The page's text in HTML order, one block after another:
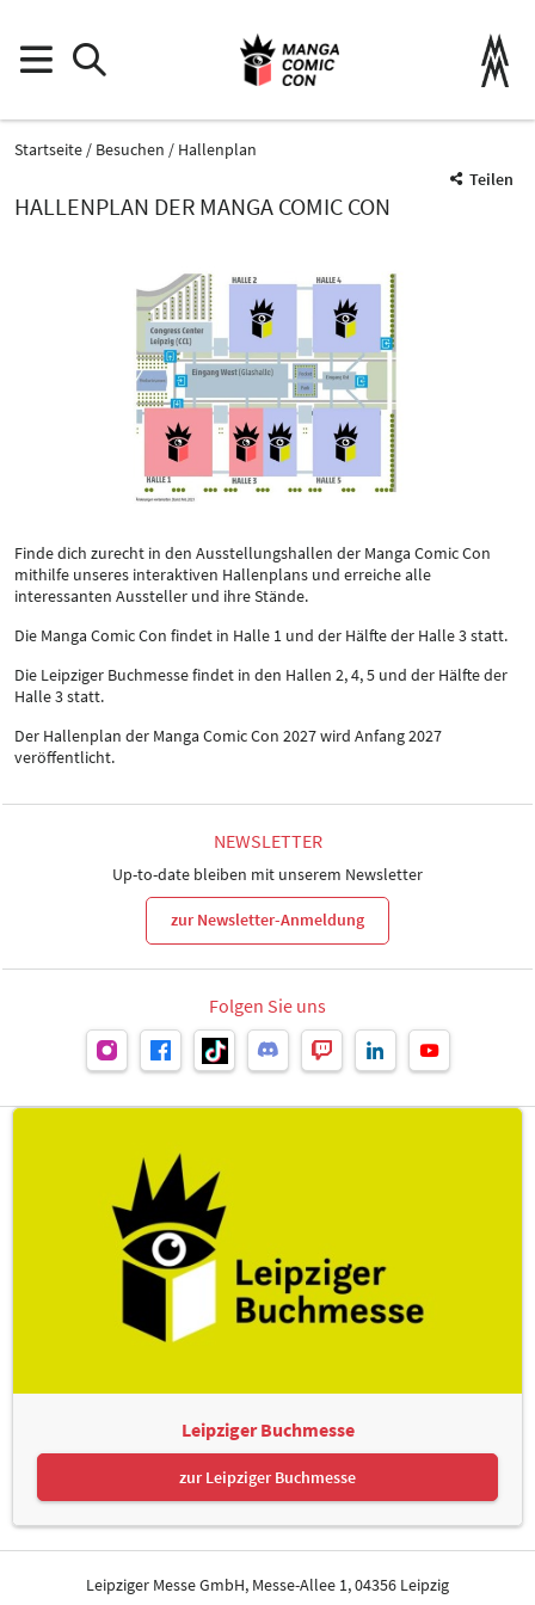
Startseite Besuchen
Hallenplan
Teilen
HALLENPLAN DER MANGA COMIC CON
Finde dich zurecht in den Ausstellungshallen der Manga Comic Con
mithilfe unseres interaktiven Hallenplans und erreiche alle
interessanten Aussteller und ihre Stände.
Die Manga Comic Con findet in Halle 1 und der Hälfte der Halle 3 statt.
Die Leipziger Buchmesse findet in den Hallen 2, 4, 5 und der Hälfte der
Halle 3 statt.
Der Hallenplan der Manga Comic Con 2027 wird Anfang 2027
veröffentlicht.
NEWSLETTER
Up-to-date bleiben mit unserem Newsletter
zur Newsletter-Anmeldung
Folgen Sie uns
Leipziger Buchmesse
zur Leipziger Buchmesse
Leipziger Messe GmbH, Messe-Allee 1, 04356 Leipzig